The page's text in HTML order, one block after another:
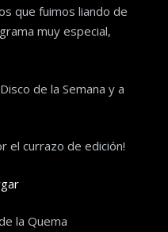
que fuimos liando de
muy especial,
de la Semana y a
el currazo de edición!
la Quema